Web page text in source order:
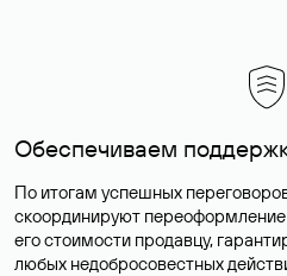
Обеспечиваем
По итогам успешных
скоординируют
его стоимости продавцу,
любых недобросовестных